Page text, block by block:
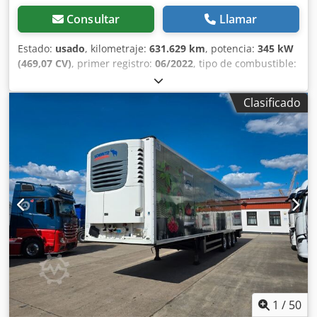
prestigio. Consultar Llamar
Estado: usado, kilometraje: 631.629 km, potencia: 345 kW
(469,07 CV), primer registro: 06/2022, tipo de combustible:
, tamaño del neumático:
de ejes:4x2, distancia entre ejes:3.800 mm, combustible:
cabina
, número de
, clase de emisión:
, amortiguación:
, número de camas: 1, longitud total: 5.990 mm,
ancho total:2.540 mm, carga máxima por eje permitida
(eje 1):9.000 kg, carga máxima permitida por eje (eje 2):
11.500 kg, Año de fabricación:2022, Equipamiento:aire
acondicionado, bloqueo del diferencial, cierre
centralizado, control de crucero, dirección asistida,
espejo retrovisor eléctrico, frigorífico, regulación
eléctrica de las ventanillas, spoiler
, = Opciones y
accesorios adicionales = - Control de velocidad adaptativo -
Paquete de optimización del flujo de aire - Llantas Alcoa
Dura-Bright - Depósito de combustible de aluminio -
Clasificado
1 / 50